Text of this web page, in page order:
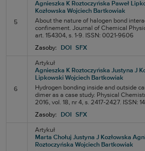
5
Agnieszka K Roztoczyńska Paweł
Kozłowska Wojciech Bartkowiak
About the nature of halogen bond
confinement. Journal of Chemical
art. 154304, s. 1-9. ISSN: 0021-9606
Zasoby:
DOI SFX
6
Artykuł
Agnieszka K Roztoczyńska Justyna J
Lipkowski Wojciech Bartkowiak
Hydrogen bonding inside and outside
dimer as a case study. Physical
2016, vol. 18, nr 4, s. 2417-2427. ISSN:
Zasoby:
DOI SFX
Artykuł
Marta Chołuj Justyna J Kozłowska
Roztoczyńska Wojciech Bartkowiak